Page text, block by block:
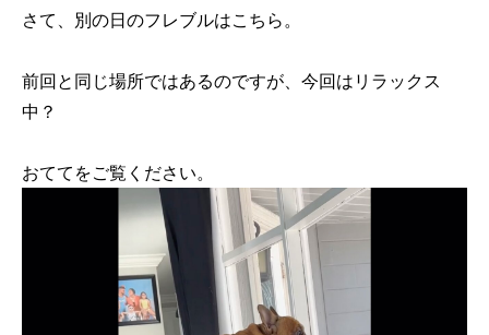
さて、別の日のフレブルはこちら。
前回と同じ場所ではあるのですが、今回はリラックス
中？
おててをご覧ください。